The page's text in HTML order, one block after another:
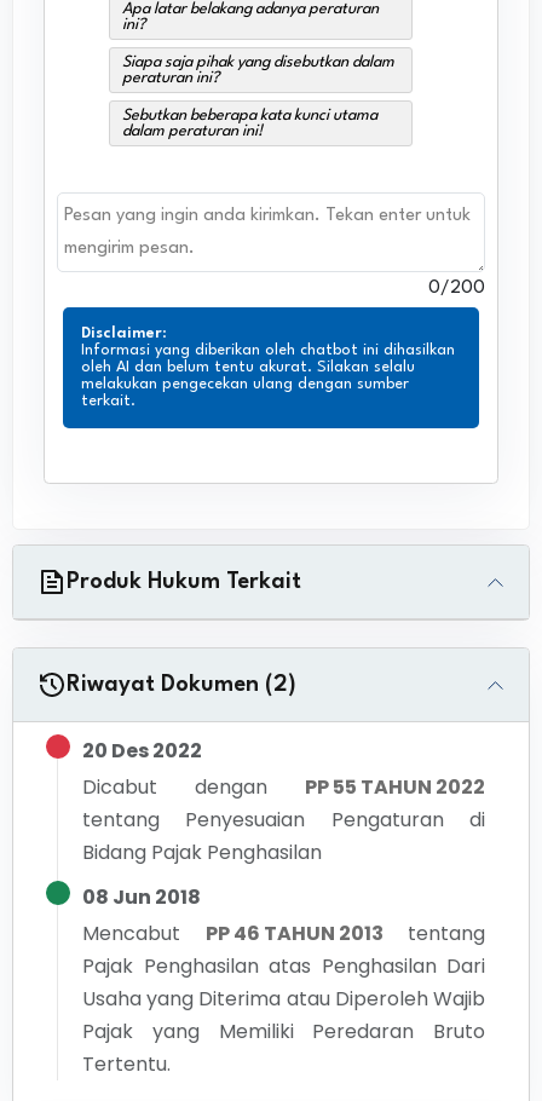
Apa latar belakang adanya peraturan
ini?
Siapa saja pihak yang disebutkan dalam
peraturan ini?
Sebutkan beberapa kata kunci utama
dalam peraturan ini!
0/200
Disclaimer:
Informasi yang diberikan oleh chatbot ini dihasilkan
oleh AI dan belum tentu akurat. Silakan selalu
melakukan pengecekan ulang dengan sumber
terkait.
Produk Hukum Terkait
Riwayat Dokumen (2)
20 Des 2022
Dicabut dengan
PP 55 TAHUN 2022
tentang Penyesuaian Pengaturan di
Bidang Pajak Penghasilan
08 Jun 2018
Mencabut
PP 46 TAHUN 2013
tentang
Pajak Penghasilan atas Penghasilan Dari
Usaha yang Diterima atau Diperoleh Wajib
Pajak yang Memiliki Peredaran Bruto
Tertentu.